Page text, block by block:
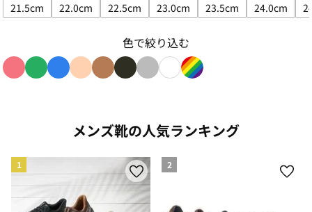
21.5cm
サイズで絞り込み: 21.5cm
22.0cm
サイズで絞り込み: 22.0cm
22.5cm
サイズで絞り込み: 22.5cm
23.0cm
サイズで絞り込み: 23.0cm
23.5cm
サイズで絞り込み:
24.0cm
サイズ
色で絞り込む
メンズ靴の人気ランキング
1 2